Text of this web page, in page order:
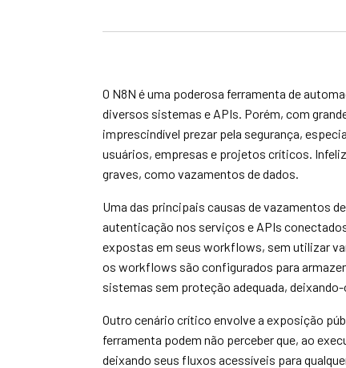
O N8N é uma poderosa ferramenta de
diversos sistemas e APIs. Porém, com
imprescindível prezar pela segurança,
usuários, empresas e projetos críticos.
graves, como vazamentos de dados.
Uma das principais causas de vazamentos
autenticação nos serviços e APIs
expostas em seus workflows, sem utilizar
os workflows são configurados para
sistemas sem proteção adequada,
Outro cenário crítico envolve a exposição
ferramenta podem não perceber que, ao
deixando seus fluxos acessíveis para